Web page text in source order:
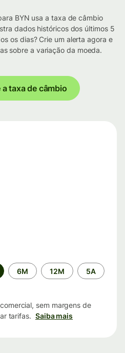
BYN usa a taxa de câmbio
dados históricos dos últimos 5
os dias? Crie um alerta agora e
sobre a variação da moeda.
taxa de câmbio
6M 12M 5A
sem margens de
tarifas. Saiba mais